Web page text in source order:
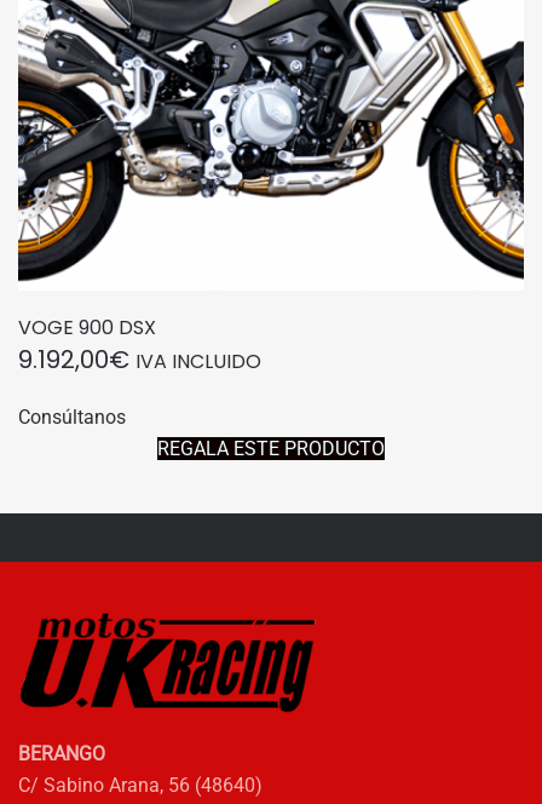
VOGE 900 DSX
9.192,00€ IVA INCLUIDO
Consúltanos
REGALA ESTE PRODUCTO
BERANGO
C/ Sabino Arana, 56 (48640)